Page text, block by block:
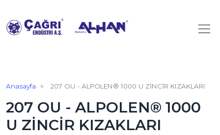
Anasayfa 207 OU - ALPOLEN® 1000 U ZİNCİR KIZAKLARI
207 OU - ALPOLEN® 1000
U ZİNCİR KIZAKLARI